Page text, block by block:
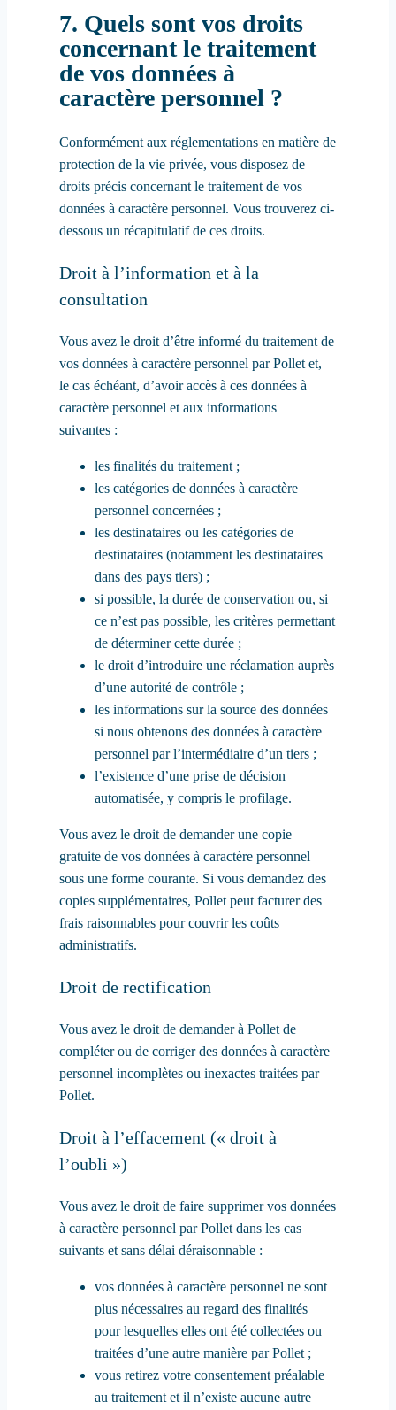
7. Quels sont vos droits
concernant le traitement
de vos données à
caractère personnel ?
Conformément aux réglementations en matière de
protection de la vie privée, vous disposez de
droits précis concernant le traitement de vos
données à caractère personnel. Vous trouverez ci-
dessous un récapitulatif de ces droits.
Droit à l’information et à la
consultation
Vous avez le droit d’être informé du traitement de
vos données à caractère personnel par Pollet et,
le cas échéant, d’avoir accès à ces données à
caractère personnel et aux informations
suivantes :
les finalités du traitement ;
les catégories de données à caractère
personnel concernées ;
les destinataires ou les catégories de
destinataires (notamment les destinataires
dans des pays tiers) ;
si possible, la durée de conservation ou, si
ce n’est pas possible, les critères permettant
de déterminer cette durée ;
le droit d’introduire une réclamation auprès
d’une autorité de contrôle ;
les informations sur la source des données
si nous obtenons des données à caractère
personnel par l’intermédiaire d’un tiers ;
l’existence d’une prise de décision
automatisée, y compris le profilage.
Vous avez le droit de demander une copie
gratuite de vos données à caractère personnel
sous une forme courante. Si vous demandez des
copies supplémentaires, Pollet peut facturer des
frais raisonnables pour couvrir les coûts
administratifs.
Droit de rectification
Vous avez le droit de demander à Pollet de
compléter ou de corriger des données à caractère
personnel incomplètes ou inexactes traitées par
Pollet.
Droit à l’effacement (« droit à
l’oubli »)
Vous avez le droit de faire supprimer vos données
à caractère personnel par Pollet dans les cas
suivants et sans délai déraisonnable :
vos données à caractère personnel ne sont
plus nécessaires au regard des finalités
pour lesquelles elles ont été collectées ou
traitées d’une autre manière par Pollet ;
vous retirez votre consentement préalable
au traitement et il n’existe aucune autre